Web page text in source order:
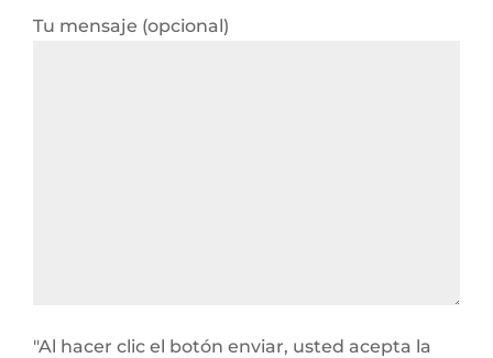
Tu mensaje (opcional)
"Al hacer clic el botón enviar, usted acepta la